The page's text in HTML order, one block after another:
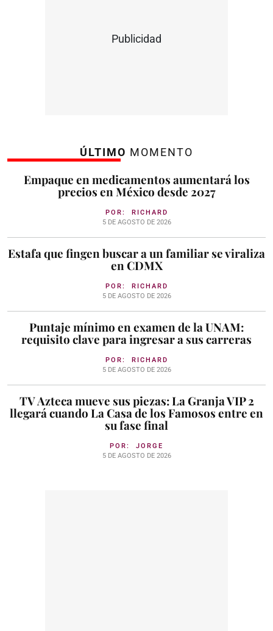
Publicidad
ÚLTIMO MOMENTO
Empaque en medicamentos aumentará los
precios en México desde 2027
POR: RICHARD
5 DE AGOSTO DE 2026
Estafa que fingen buscar a un familiar se viraliza
en CDMX
POR: RICHARD
5 DE AGOSTO DE 2026
Puntaje mínimo en examen de la UNAM:
requisito clave para ingresar a sus carreras
POR: RICHARD
5 DE AGOSTO DE 2026
TV Azteca mueve sus piezas: La Granja VIP 2
llegará cuando La Casa de los Famosos entre en
su fase final
POR: JORGE
5 DE AGOSTO DE 2026